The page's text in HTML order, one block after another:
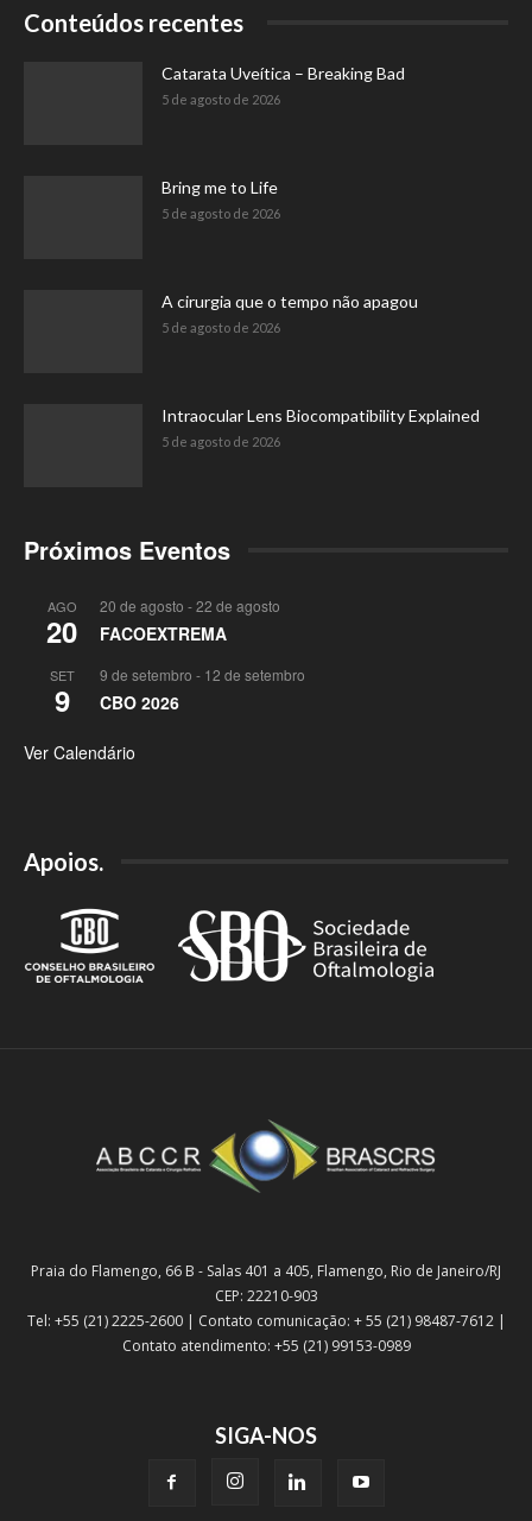
Conteúdos recentes
Catarata Uveítica – Breaking Bad
5 de agosto de 2026
Bring me to Life
5 de agosto de 2026
A cirurgia que o tempo não apagou
5 de agosto de 2026
Intraocular Lens Biocompatibility Explained
5 de agosto de 2026
Próximos Eventos
AGO
20
20 de agosto -22 de agosto
FACOEXTREMA
SET
9
9 de setembro - 12 de setembro
CBO 2026
Ver Calendário
Apoios.
Praia do Flamengo, 66 B - Salas 401 a 405, Flamengo, Rio de Janeiro/RJ
CEP: 22210-903
Tel: +55 (21) 2225-2600 | Contato comunicação: + 55 (21) 98487-7612 |
Contato atendimento: +55 (21) 99153-0989
SIGA-NOS